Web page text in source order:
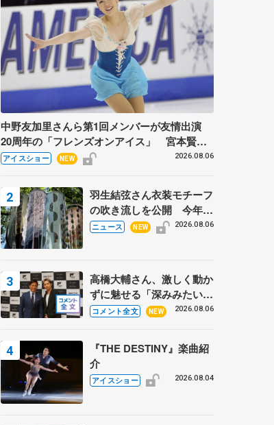
中野友加里さんら第1回メンバーが友情出演
20周年の「フレンズオンアイス」 宮本賢二
さん、有川梨絵さん、田村岳斗さんも
アイスショー NEW 2026.08.06
羽生結弦さん衣装モチーフ
の吹き流しを公開 今年は
「春よ、来い」、仙台の瑞
ニュース NEW 2026.08.06
高橋大輔さん、激しく動か
ずに魅せる「深みみたいな
ものは出てきている？」
あい
コメント全文 NEW 2026.08.06
『THE DESTINY』楽曲紹
介
アイスショー 2026.08.04